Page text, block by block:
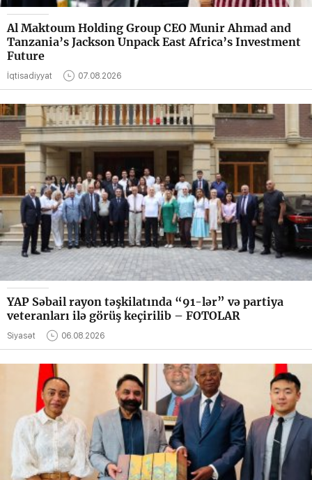
Al Maktoum Holding Group CEO Munir Ahmad and
Tanzania’s Jackson Unpack East Africa’s Investment
Future
İqtisadiyyat 07.08.2026
YAP Səbail rayon təşkilatında “91-lər” və partiya
veteranları ilə görüş keçirilib – FOTOLAR
Siyasət 06.08.2026